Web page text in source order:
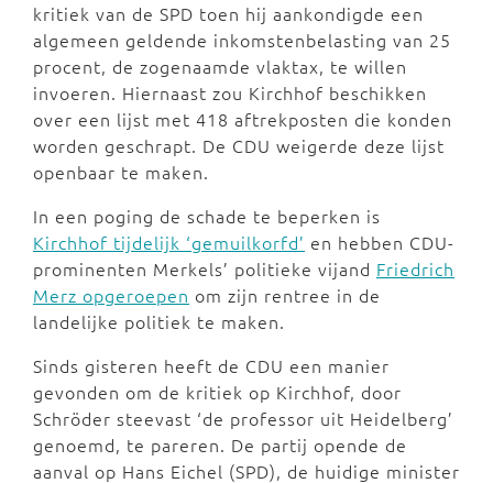
kritiek van de SPD toen hij aankondigde een
algemeen geldende inkomstenbelasting van 25
procent, de zogenaamde vlaktax, te willen
invoeren. Hiernaast zou Kirchhof beschikken
over een lijst met 418 aftrekposten die konden
worden geschrapt. De CDU weigerde deze lijst
openbaar te maken.
In een poging de schade te beperken is
Kirchhof tijdelijk ‘gemuilkorfd’ en hebben CDU-
prominenten Merkels’ politieke vijand Friedrich
Merz opgeroepen om zijn rentree in de
landelijke politiek te maken.
Sinds gisteren heeft de CDU een manier
gevonden om de kritiek op Kirchhof, door
Schröder steevast ‘de professor uit Heidelberg’
genoemd, te pareren. De partij opende de
aanval op Hans Eichel (SPD), de huidige minister